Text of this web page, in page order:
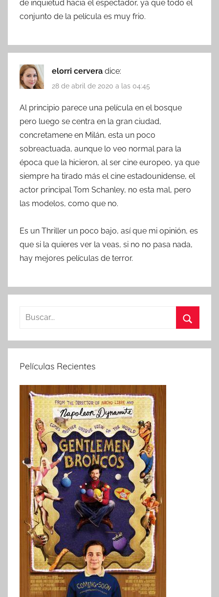
de inquietud hacia el espectador, ya que todo el
conjunto de la película es muy frio.
elorri cervera dice:
28 de abril de 2020 a las 04:45
Al principio parece una película en el bosque
pero luego se centra en la gran ciudad,
concretamene en Milán, esta un poco
sobreactuada, aunque lo veo normal para la
época que la hicieron, al ser cine europeo, ya que
siempre ha tirado más el cine estadounidense, el
actor principal Tom Schanley, no esta mal, pero
las modelos, como que no.
Es un Thriller un poco bajo, así que mi opinión, es
que si la quieres ver la veas, si no no pasa nada,
hay mejores películas de terror.
s
a
u
Películas Recientes